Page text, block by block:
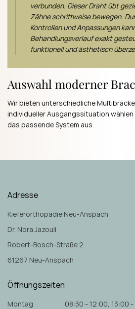
verbunden. Dieser Draht übt
Zähne schrittweise bewegen.
Kontrollen und Anpassungen
Behandlungsverlauf exakt
funktionell und ästhetisch
Auswahl moderner
Wir bieten unterschiedliche
individueller Ausgangssituation wählen
das passende System aus.
Adresse
Kieferorthopädie Neu-Anspach
Dr. Nora Jazouli
Robert-Bosch-Straße 2
61267 Neu-Anspach
Öffnungszeiten
Montag
08:30 - 12:00, 13:00 -